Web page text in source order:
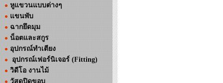
หูแขวนแบบต่างๆ
แขนพับ
ฉากยึดมุม
น็อตและสกูร
อุปกรณ์ทำเตียง
อุปกรณ์เฟอร์นิเจอร์ (Fitting)
วิดีโอ งานไม้
วัสดุปิดขอบ